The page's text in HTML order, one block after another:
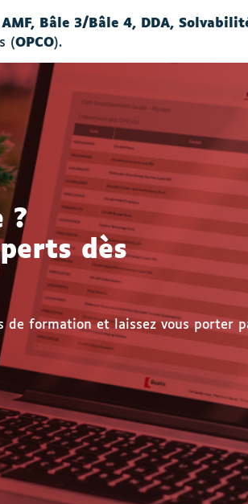
AMF, Bâle 3/Bâle 4, DDA,
(OPCO).
?
dès
de formation et laissez vous porter